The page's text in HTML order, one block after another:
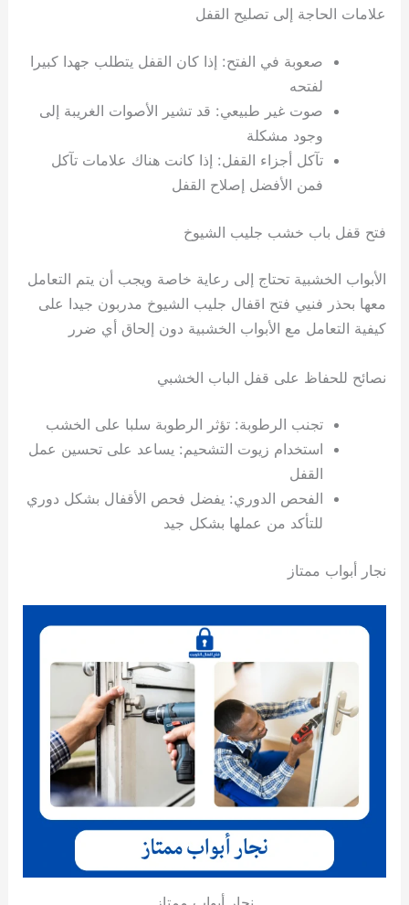
علامات الحاجة إلى تصليح القفل
صعوبة في الفتح: إذا كان القفل يتطلب جهدا كبيرا
لفتحه
صوت غير طبيعي: قد تشير الأصوات الغريبة إلى
وجود مشكلة
تآكل أجزاء القفل: إذا كانت هناك علامات تآكل
فمن الأفضل إصلاح القفل
فتح قفل باب خشب جليب الشيوخ
الأبواب الخشبية تحتاج إلى رعاية خاصة ويجب أن يتم التعامل
معها بحذر فنيي فتح اقفال جليب الشيوخ مدربون جيدا على
كيفية التعامل مع الأبواب الخشبية دون إلحاق أي ضرر
نصائح للحفاظ على قفل الباب الخشبي
تجنب الرطوبة: تؤثر الرطوبة سلبا على الخشب
استخدام زيوت التشحيم: يساعد على تحسين عمل
القفل
الفحص الدوري: يفضل فحص الأقفال بشكل دوري
للتأكد من عملها بشكل جيد
نجار أبواب ممتاز